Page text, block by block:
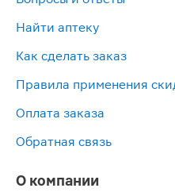
Найти аптеку
Как сделать заказ
Правила применения
Оплата заказа
Обратная связь
О компании